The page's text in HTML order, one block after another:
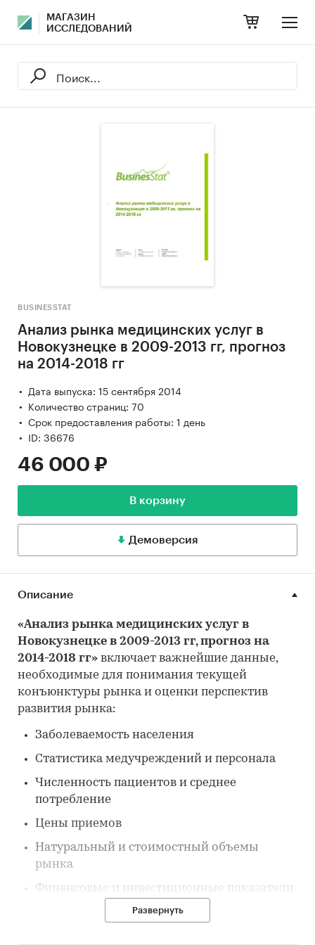
МАГАЗИН
ИССЛЕДОВАНИЙ
BUSINESSTAT
Анализ рынка медицинских услуг в
Новокузнецке в 2009-2013 гг, прогноз
на 2014-2018 гг
Дата выпуска: 15 сентября 2014
Количество страниц: 70
Срок предоставления работы: 1 день
ID: 36676
46 000 ₽
В корзину
Демоверсия
Описание
«Анализ рынка медицинских услуг в
Новокузнецке в 2009-2013 гг, прогноз на
2014-2018 гг» включает важнейшие данные,
необходимые для понимания текущей
конъюнктуры рынка и оценки перспектив
развития рынка:
Заболеваемость населения
Статистика медучреждений и персонала
Численность пациентов и среднее
потребление
Цены приемов
Натуральный и стоимостный объемы
рынка
Финансовые и инвестиционные показатели
Развернуть